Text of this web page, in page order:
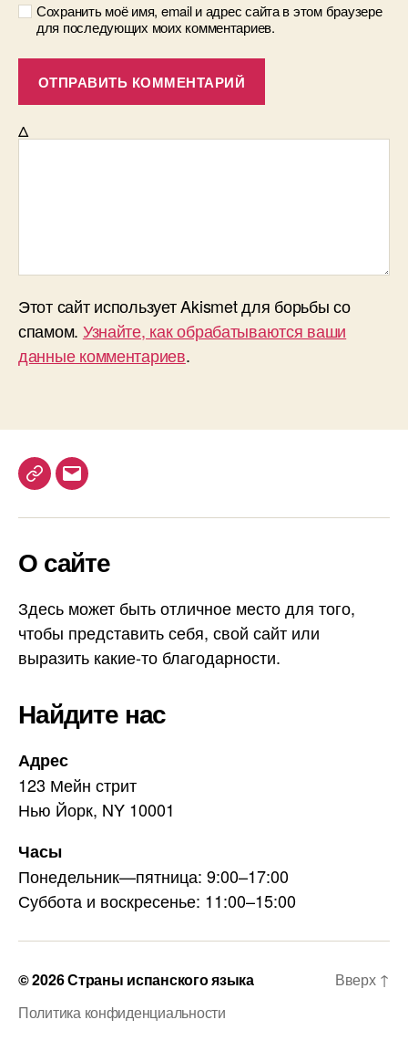
Сохранить моё имя, email и адрес сайта в этом браузере
для последующих моих комментариев.
Δ
Этот сайт использует Akismet для борьбы со
спамом. Узнайте, как обрабатываются ваши
данные комментариев.
T
e
r
a
m
E
i
О сайте
Здесь может быть отличное место для того,
чтобы представить себя, свой сайт или
выразить какие-то благодарности.
Найдите нас
Адрес
123 Мейн стрит
Нью Йорк, NY 10001
Часы
Понедельник—пятница: 9:00–17:00
Суббота и воскресенье: 11:00–15:00
© 2026Страны испанского языка
Политика конфиденциальности
Вверх ↑